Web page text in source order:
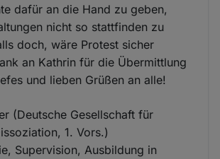
dafür an die Hand zu geben,
nicht so stattfinden zu
doch, wäre Protest sicher
an Kathrin für die Übermittlung
und lieben Grüßen an alle!
(Deutsche Gesellschaft für
1. Vors.)
Supervision, Ausbildung in